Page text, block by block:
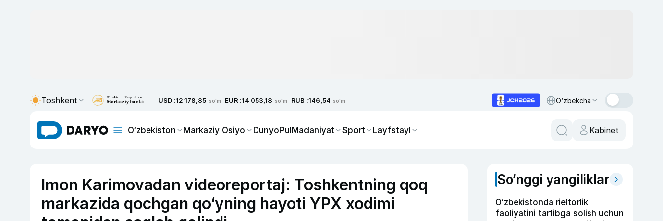
Toshkent USD :12 178,85 so'm EUR :14 053,18 so'm RUB :146,54 so'm O‘zbekcha
O‘zbekiston Markaziy Osiyo DunyoPulMadaniyat Sport Layfstayl Kabinet
Imon Karimovadan videoreportaj: Toshkentning qoq
markazida qochgan qo‘yning hayoti YPX xodimi
So‘nggi yangiliklar
O‘zbekistonda rieltorlik
faoliyatini tartibga solish uchun